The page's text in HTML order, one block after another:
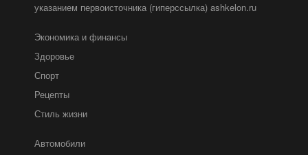
указанием первоисточника (гиперссылка) ashkelon.ru
Экономика и финансы
Здоровье
Спорт
Рецепты
Стиль жизни
Автомобили